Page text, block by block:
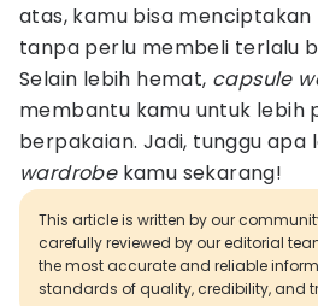
atas, kamu bisa
tanpa perlu membeli terlalu
Selain lebih hemat, capsule
membantu kamu untuk lebih
berpakaian. Jadi, tunggu apa
wardrobekamu sekarang!
This article is written by our
carefully reviewed by our editorial
the most accurate and reliable
standards of quality, credibility, and